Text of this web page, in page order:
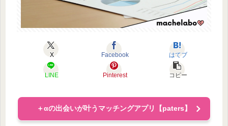
X Facebook はてブ
LINE Pinterest コピー
＋αの出会いが叶うマッチングアプリ【paters】